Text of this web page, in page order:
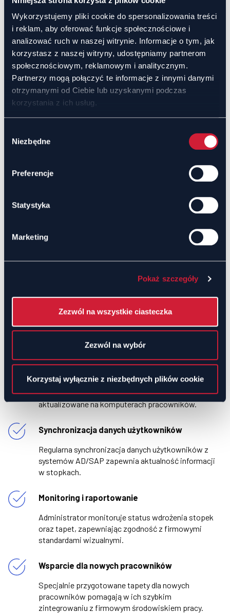
Wykorzystujemy pliki cookie do spersonalizowania treści
i reklam, aby oferować funkcje społecznościowe i
analizować ruch w naszej witrynie. Informacje o tym, jak
korzystasz z naszej witryny, udostępniamy partnerom
społecznościowym, reklamowym i analitycznym.
Partnerzy mogą połączyć te informacje z innymi danymi
otrzymanymi od Ciebie lub uzyskanymi podczas
korzystania z ich usług.
zgody
Niezbędne
Preferencje
Statystyka
Marketing
Pokaż szczegóły
Zezwól na wszystkie ciasteczka
Zezwól na wybór
Korzystaj wyłącznie z niezbędnych plików cookie
Możliwość dostosowywania stopek i tapet do
specyficznych potrzeb poszczególnych grup
użytkowników.
Przypadki użycia
Administrator definiuje nowy szablon stopki e-
mailowej, który jest automatycznie wdrażany na
Zarządzanie tapetami firmowymi
Administrator wprowadza zmiany w tapetach
firmowych, które następnie są automatycznie
aktualizowane na komputerach pracowników.
Synchronizacja danych użytkowników
Regularna synchronizacja danych użytkowników z
systemów AD/SAP zapewnia aktualność informacji
w stopkach.
Monitoring i raportowanie
Administrator monitoruje status wdrożenia stopek
oraz tapet, zapewniając zgodność z firmowymi
standardami wizualnymi.
Wsparcie dla nowych pracowników
Specjalnie przygotowane tapety dla nowych
pracowników pomagają w ich szybkim
zintegrowaniu z firmowym środowiskiem pracy.